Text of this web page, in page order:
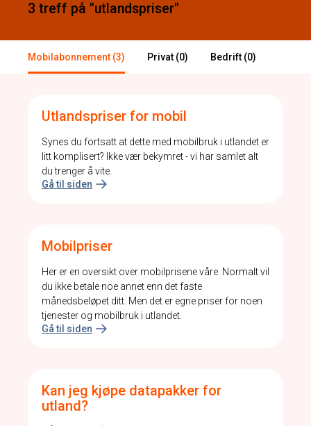
3 treff på "utlandspriser"
Mobilabonnement (3) Privat (0) Bedrift (0)
Utlandspriser for mobil
Synes du fortsatt at dette med mobilbruk i utlandet er
litt komplisert? Ikke vær bekymret - vi har samlet alt
du trenger å vite.
Gå til siden
Mobilpriser
Her er en oversikt over mobilprisene våre. Normalt vil
du ikke betale noe annet enn det faste
månedsbeløpet ditt. Men det er egne priser for noen
tjenester og mobilbruk i utlandet.
Gå til siden
Kan jeg kjøpe datapakker for
utland?